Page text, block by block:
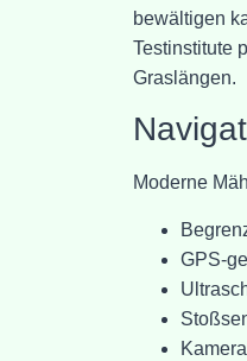
bewältigen
Testinstitute
Graslängen.
Moderne
GPS-